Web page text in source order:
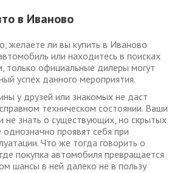
в Иваново
желаете ли вы купить в Иваново
или находитесь в поисках
только официальные дилеры могут
успех данного мероприятия.
у друзей или знакомых не даст
техническом состоянии. Ваши
не знать о существующих, но скрытых
проявят себя при
Что же тогда говорить о
покупка автомобиля превращается
шансы в ней далеко не в пользу